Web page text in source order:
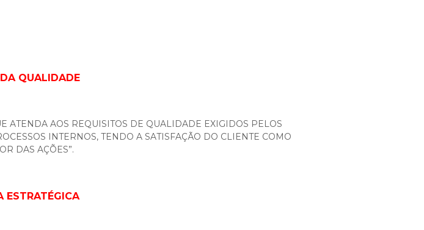
QUALIDADE
ATENDA AOS REQUISITOS DE QUALIDADE EXIGIDOS PELOS
INTERNOS, TENDO A SATISFAÇÃO DO CLIENTE COMO
DAS AÇÕES”.
ESTRATÉGICA